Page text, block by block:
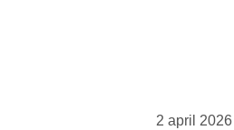
2 april 2026